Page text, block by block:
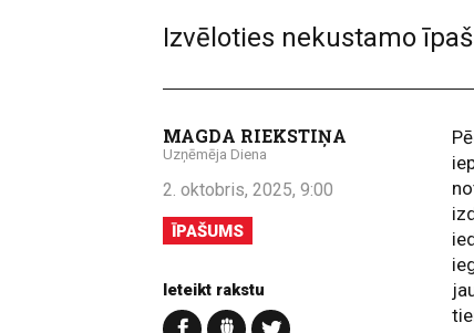
Izvēloties nekustamo
MAGDA RIEKSTIŅA
Uzņēmēja Diena
2. oktobris, 2025, 9:00
ĪPAŠUMS
Ieteikt rakstu